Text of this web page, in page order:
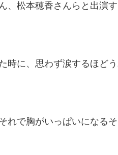
、松本穂香さんらと出演
時に、思わず涙するほど
れで胸がいっぱいになるそ